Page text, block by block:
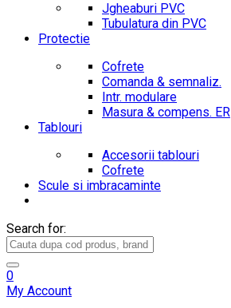
Jgheaburi PVC
Tubulatura din PVC
Protectie
Cofrete
Comanda & semnaliz.
Intr. modulare
Masura & compens. ER
Tablouri
Accesorii tablouri
Cofrete
Scule si imbracaminte
Search for:
0
My Account